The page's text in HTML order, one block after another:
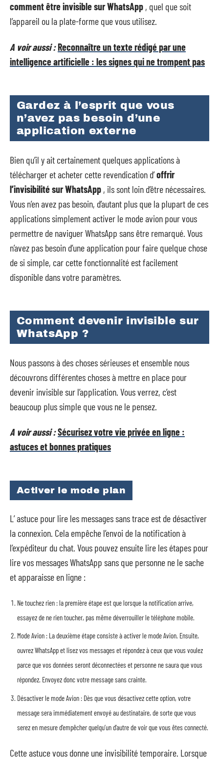
comment être invisible sur WhatsApp , quel que soit
l’appareil ou la plate-forme que vous utilisez.
A voir aussi :Reconnaître un texte rédigé par une
intelligence artificielle : les signes qui ne trompent pas
Gardez à l’esprit que vous
n’avez pas besoin d’une
application externe
Bien qu’il y ait certainement quelques applications à
télécharger et acheter cette revendication d’offrir
l’invisibilité sur WhatsApp , ils sont loin d’être nécessaires.
Vous n’en avez pas besoin, d’autant plus que la plupart de ces
applications simplement activer le mode avion pour vous
permettre de naviguer WhatsApp sans être remarqué. Vous
n’avez pas besoin d’une application pour faire quelque chose
de si simple, car cette fonctionnalité est facilement
disponible dans votre paramètres.
Comment devenir invisible sur
WhatsApp ?
Nous passons à des choses sérieuses et ensemble nous
découvrons différentes choses à mettre en place pour
devenir invisible sur l’application. Vous verrez, c’est
beaucoup plus simple que vous ne le pensez.
A voir aussi :Sécurisez votre vie privée en ligne :
astuces et bonnes pratiques
Activer le mode plan
L’ astuce pour lire les messages sans trace est de désactiver
la connexion. Cela empêche l’envoi de la notification à
l’expéditeur du chat. Vous pouvez ensuite lire les étapes pour
lire vos messages WhatsApp sans que personne ne le sache
et apparaisse en ligne :
Ne touchez rien : la première étape est que lorsque la notification arrive,
essayez de ne rien toucher, pas même déverrouiller le téléphone mobile.
Mode Avion : La deuxième étape consiste à activer le mode Avion. Ensuite,
ouvrez WhatsApp et lisez vos messages et répondez à ceux que vous voulez
parce que vos données seront déconnectées et personne ne saura que vous
répondez. Envoyez donc votre message sans crainte.
Désactiver le mode Avion : Dès que vous désactivez cette option, votre
message sera immédiatement envoyé au destinataire, de sorte que vous
serez en mesure d’empêcher quelqu’un d’autre de voir que vous êtes connecté.
Cette astuce vous donne une invisibilité temporaire. Lorsque